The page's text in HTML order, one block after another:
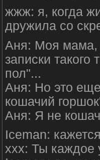
жжж: я, когда
дружила со
Аня: Моя мама,
записки
пол"...
Аня: Но это
кошачий
Аня: Я не
Iceman:
xxx: Ты каждое